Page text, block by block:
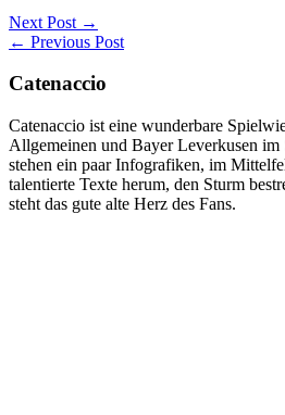
Next Post →
← Previous Post
Catenaccio
Catenaccio ist eine wunderbare
Allgemeinen und Bayer Leverkusen
stehen ein paar Infografiken, im
talentierte Texte herum, den Sturm
steht das gute alte Herz des Fans.